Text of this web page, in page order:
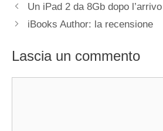
Un iPad 2 da 8Gb dopo
iBooks Author: la recensione
Lascia un commento